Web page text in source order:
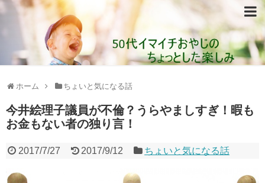
ホーム ちょいと気になる話
今井絵理子議員が不倫？うらやましすぎ！暇も
お金もない者の独り言！
2017/7/27 2017/9/12 ちょいと気になる話